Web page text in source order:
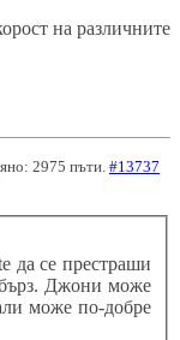
на различните
2975 пъти. #13737
да се престраши
бърз. Джони може
може по-добре